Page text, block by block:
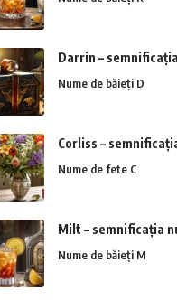
Darrin –
Nume de băieți D
Corliss –
Nume de fete C
Milt – semnificația
Nume de băieți M